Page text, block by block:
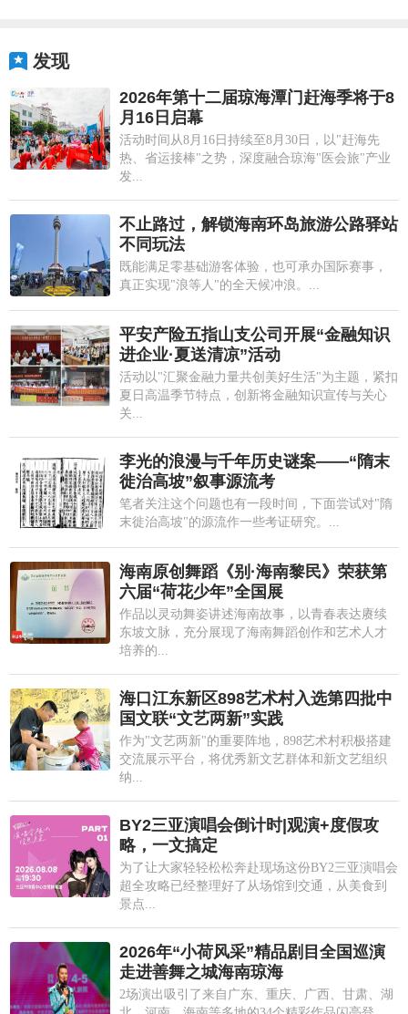
发现
2026年第十二届琼海潭门赶海季将于8
月16日启幕
活动时间从8月16日持续至8月30日，以"赶海先
热、省运接棒"之势，深度融合琼海"医会旅"产业
发...
不止路过，解锁海南环岛旅游公路驿站
不同玩法
既能满足零基础游客体验，也可承办国际赛事，
真正实现"浪等人"的全天候冲浪。...
平安产险五指山支公司开展“金融知识
进企业·夏送清凉”活动
活动以"汇聚金融力量共创美好生活"为主题，紧扣
夏日高温季节特点，创新将金融知识宣传与关心
关...
李光的浪漫与千年历史谜案——“隋末
徙治高坡”叙事源流考
笔者关注这个问题也有一段时间，下面尝试对"隋
末徙治高坡"的源流作一些考证研究。...
海南原创舞蹈《别·海南黎民》荣获第
六届“荷花少年”全国展
作品以灵动舞姿讲述海南故事，以青春表达赓续
东坡文脉，充分展现了海南舞蹈创作和艺术人才
培养的...
海口江东新区898艺术村入选第四批中
国文联“文艺两新”实践
作为"文艺两新"的重要阵地，898艺术村积极搭建
交流展示平台，将优秀新文艺群体和新文艺组织
纳...
BY2三亚演唱会倒计时|观演+度假攻
略，一文搞定
为了让大家轻轻松松奔赴现场这份BY2三亚演唱会
超全攻略已经整理好了从场馆到交通，从美食到
景点...
2026年“小荷风采”精品剧目全国巡演
走进善舞之城海南琼海
2场演出吸引了来自广东、重庆、广西、甘肃、湖